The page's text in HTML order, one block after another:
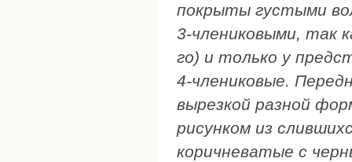
покрыты густыми
3-члениковыми, так
го) и только у
4-члениковые.
вырезкой разной
рисунком из
коричневатые с